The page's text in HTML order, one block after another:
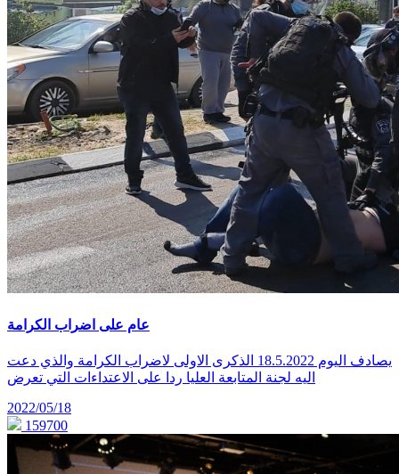
عام على اضراب الكرامة
يصادف اليوم 18.5.2022 الذكرى الاولى لاضراب الكرامة والذي دعت
اليه لجنة المتابعة العليا ردا على الاعتداءات التي تعرض
2022/05/18
159700